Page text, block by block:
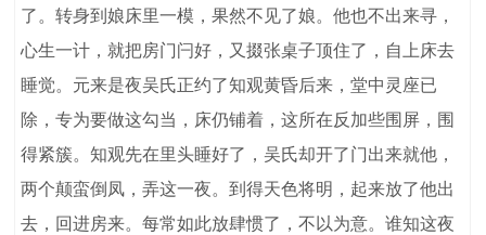
了。转身到娘床里一模，果然不见了娘。他也不出来寻，
心生一计，就把房门闩好，又掇张桌子顶住了，自上床去
睡觉。元来是夜吴氏正约了知观黄昏后来，堂中灵座已
除，专为要做这勾当，床仍铺着，这所在反加些围屏，围
得紧簇。知观先在里头睡好了，吴氏却开了门出来就他，
两个颠蛮倒凤，弄这一夜。到得天色将明，起来放了他出
去，回进房来。每常如此放肆惯了，不以为意。谁知这夜